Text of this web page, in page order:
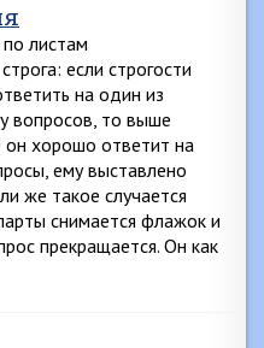
листам
если строгости
на один из
вопросов, то выше
он хорошо ответит на
ему выставлено
же такое случается
снимается флажок и
прекращается. Он как